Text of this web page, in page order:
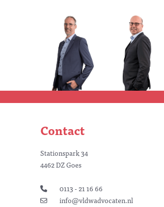
Contact
Stationspark 34
4462 DZ Goes
0113 - 21 16 66
info@vldwadvocaten.nl